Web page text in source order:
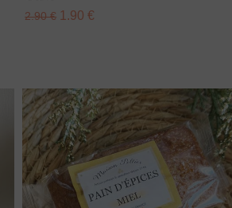
2.90 € 1.90 €